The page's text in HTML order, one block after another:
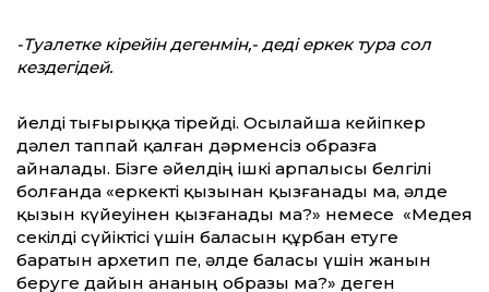
-Туалетке кірейін дегенмін,- деді еркек тура сол
кездегідей.
Әйелді тығырыққа тірейді. Осылайша кейіпкер
дәлел таппай қалған дәрменсіз образға
айналады. Бізге әйелдің ішкі арпалысы белгілі
болғанда «еркекті қызынан қызғанады ма, әлде
қызын күйеуінен қызғанады ма?» немесе «Медея
секілді сүйіктісі үшін баласын құрбан етуге
баратын архетип пе, әлде баласы үшін жанын
беруге дайын ананың образы ма?» деген